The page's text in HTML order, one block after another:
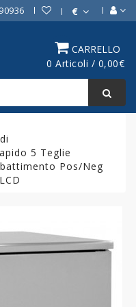
€
CARRELLO
0 Articoli / 0,00€
5 Teglie
Pos/Neg